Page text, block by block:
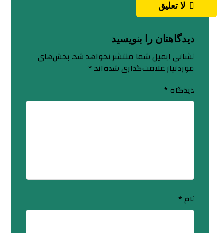
لا تعليق
دیدگاهتان را بنویسید
نشانی ایمیل شما منتشر نخواهد شد. بخش‌های
موردنیاز علامت‌گذاری شده‌اند*
دیدگاه *
نام*